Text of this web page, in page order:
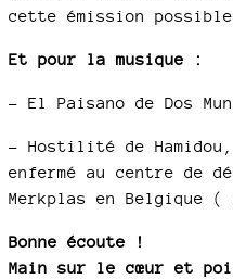
cette émission possible.
Et pour la musique :
– El Paisano de Dos
– Hostilité de Hamidou,
enfermé au centre de
Merkplas en Belgique
Bonne écoute !
Main sur le cœur et